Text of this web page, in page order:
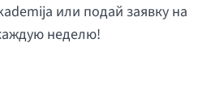
или подай заявку на
неделю!